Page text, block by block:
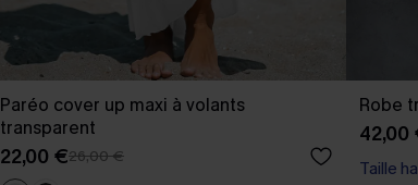
Paréo cover up maxi à volants
transparent
22,00 €26,00 €
Robe
42,00
Taille